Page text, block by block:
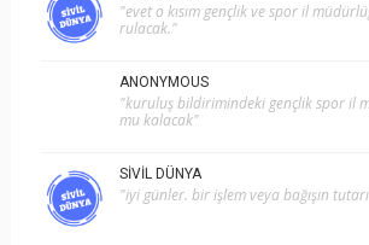
"evet o kısım gençlik ve spor i̇l
rulacak."
ANONYMOUS
"kuruluş bildirimindeki gençlik spor il
mu kalacak"
SIVIL DÜNYA
"i̇yi günler. bir işlem veya bağışın